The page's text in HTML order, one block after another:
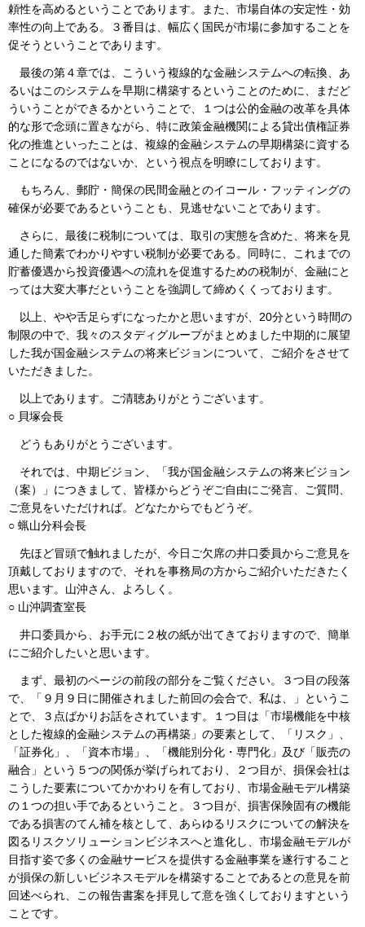
頼性を高めるということであります。また、市場自体の安定性・効
率性の向上である。３番目は、幅広く国民が市場に参加することを
促そうということであります。
最後の第４章では、こういう複線的な金融システムへの転換、あ
るいはこのシステムを早期に構築するということのために、まだど
ういうことができるかということで、１つは公的金融の改革を具体
的な形で念頭に置きながら、特に政策金融機関による貸出債権証券
化の推進といったことは、複線的金融システムの早期構築に資する
ことになるのではないか、という視点を明瞭にしております。
もちろん、郵貯・簡保の民間金融とのイコール・フッティングの
確保が必要であるということも、見逃せないことであります。
さらに、最後に税制については、取引の実態を含めた、将来を見
通した簡素でわかりやすい税制が必要である。同時に、これまでの
貯蓄優遇から投資優遇への流れを促進するための税制が、金融にと
っては大変大事だということを強調して締めくくっております。
以上、やや舌足らずになったかと思いますが、20分という時間の
制限の中で、我々のスタディグループがまとめました中期的に展望
した我が国金融システムの将来ビジョンについて、ご紹介をさせて
いただきました。
以上であります。ご清聴ありがとうございます。
○ 貝塚会長
どうもありがとうございます。
それでは、中期ビジョン、「我が国金融システムの将来ビジョン
（案）」につきまして、皆様からどうぞご自由にご発言、ご質問、
ご意見をいただければ。どなたからでもどうぞ。
○ 蝋山分科会長
先ほど冒頭で触れましたが、今日ご欠席の井口委員からご意見を
頂戴しておりますので、それを事務局の方からご紹介いただきたく
思います。山沖さん、よろしく。
○ 山沖調査室長
井口委員から、お手元に２枚の紙が出てきておりますので、簡単
にご紹介したいと思います。
まず、最初のページの前段の部分をご覧ください。３つ目の段落
で、「９月９日に開催されました前回の会合で、私は、」というこ
とで、３点ばかりお話をされています。１つ目は「市場機能を中核
とした複線的金融システムの再構築」の要素として、「リスク」、
「証券化」、「資本市場」、「機能別分化・専門化」及び「販売の
融合」という５つの関係が挙げられており、２つ目が、損保会社は
こうした要素についてかかわりを有しており、市場金融モデル構築
の１つの担い手であるということ。３つ目が、損害保険固有の機能
である損害のてん補を核として、あらゆるリスクについての解決を
図るリスクソリューションビジネスへと進化し、市場金融モデルが
目指す姿で多くの金融サービスを提供する金融事業を遂行すること
が損保の新しいビジネスモデルを構築することであるとの意見を前
回述べられ、この報告書案を拝見して意を強くしておりますという
ことです。